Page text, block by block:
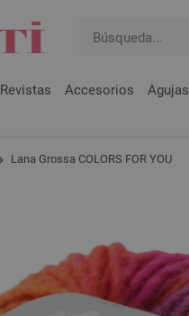
Revistas Accesorios Agujas
Lana Grossa COLORS FOR YOU